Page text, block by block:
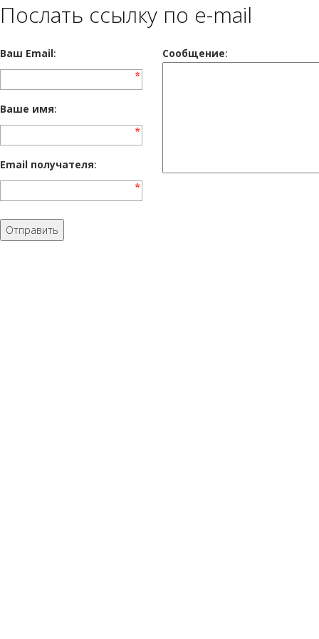
Послать ссылку по e-mail
Ваш Email: Cообщение:
Ваше имя:
Email получателя: